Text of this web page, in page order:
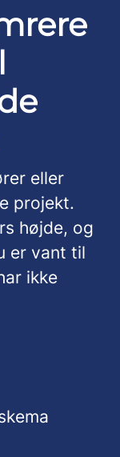
eller
projekt.
højde, og
er vant til
ikke